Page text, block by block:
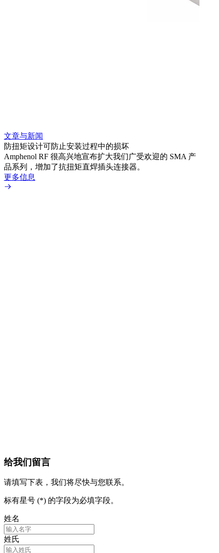
文章与新闻
防扭矩设计可防止安装过程中的损坏
Amphenol RF 很高兴地宣布扩大我们广受欢迎的 SMA 产
品系列，增加了抗扭矩直焊插头连接器。
更多信息
给我们留言
请填写下表，我们将尽快与您联系。
标有星号 (*) 的字段为必填字段。
姓名
姓氏